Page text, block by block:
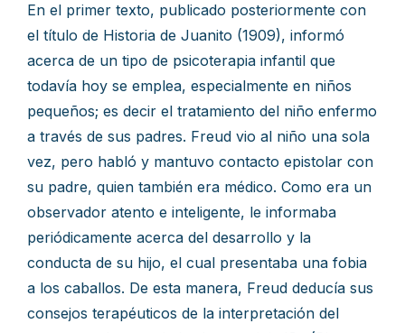
En el primer texto, publicado posteriormente con
el título de Historia de Juanito (1909), informó
acerca de un tipo de psicoterapia infantil que
todavía hoy se emplea, especialmente en niños
pequeños; es decir el tratamiento del niño enfermo
a través de sus padres. Freud vio al niño una sola
vez, pero habló y mantuvo contacto epistolar con
su padre, quien también era médico. Como era un
observador atento e inteligente, le informaba
periódicamente acerca del desarrollo y la
conducta de su hijo, el cual presentaba una fobia
a los caballos. De esta manera, Freud deducía sus
consejos terapéuticos de la interpretación del